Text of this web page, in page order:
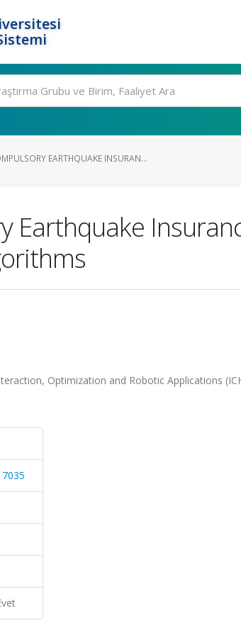
EARTHQUAKE INSURAN...
Earthquake
Optimization and Robotic Applications